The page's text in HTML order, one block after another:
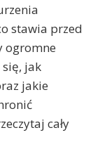
stawia przed
ogromne
się, jak
jakie
cały